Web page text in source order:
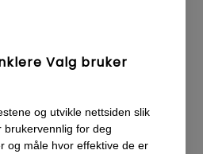
Valg bruker
og utvikle nettsiden slik
brukervennlig for deg
og måle hvor effektive de er